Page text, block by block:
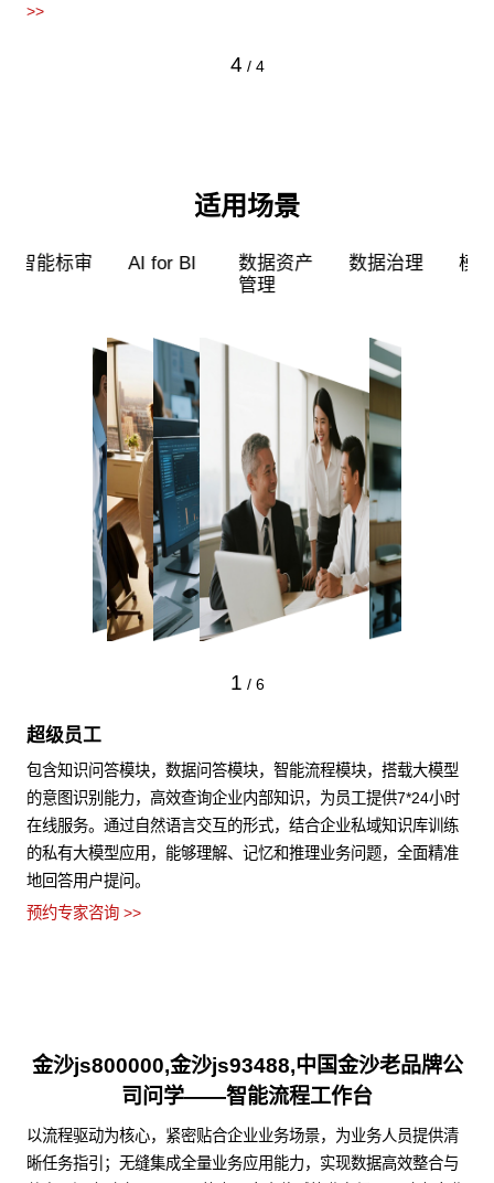
>>
4 / 4
适用场景
超级员工 智能标审 AI for BI
数据资产
1 / 6
超级员工
包含知识问答模块，数据问答模块，智能流程模块，搭载大模型
的意图识别能力，高效查询企业内部知识，为员工提供7*24小时
在线服务。通过自然语言交互的形式，结合企业私域知识库训练
的私有大模型应用，能够理解、记忆和推理业务问题，全面精准
地回答用户提问。
预约专家咨询 >>
金沙js800000,金沙js93488,中国金沙老品牌公
司问学——智能流程工作台
以流程驱动为核心，紧密贴合企业业务场景，为业务人员提供清
晰任务指引；无缝集成全量业务应用能力，实现数据高效整合与